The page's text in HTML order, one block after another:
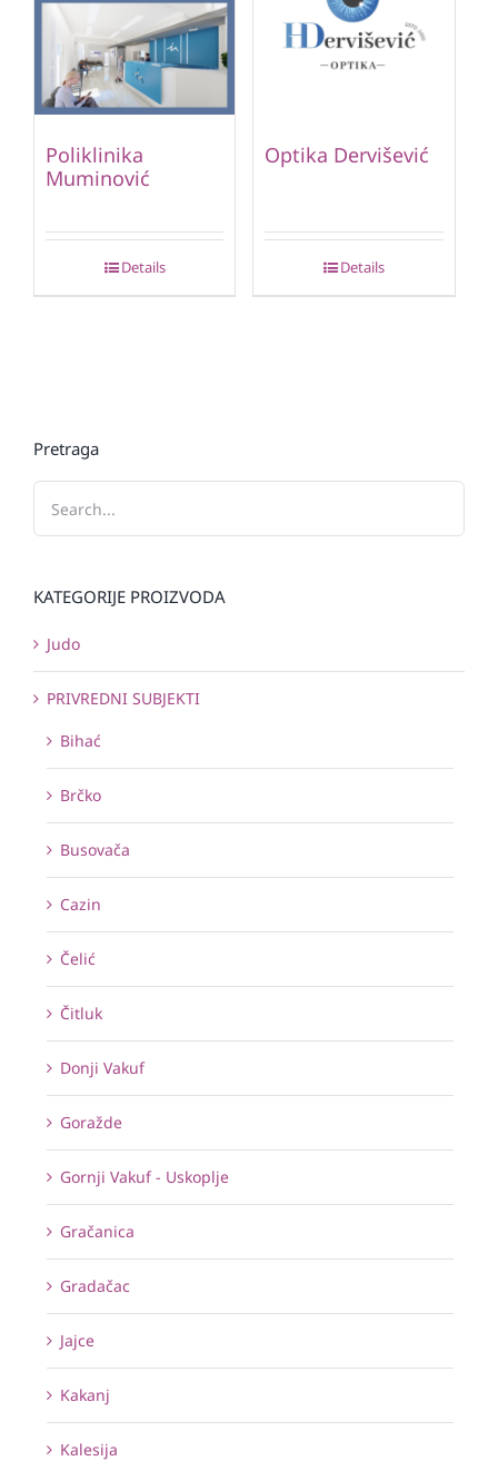
Poliklinika
Muminović
Details
Optika Dervišević
Details
Pretraga
KATEGORIJE PROIZVODA
Judo
PRIVREDNI SUBJEKTI
Bihać
Brčko
Busovača
Cazin
Čelić
Čitluk
Donji Vakuf
Goražde
Gornji Vakuf - Uskoplje
Gračanica
Gradačac
Jajce
Kakanj
Kalesija